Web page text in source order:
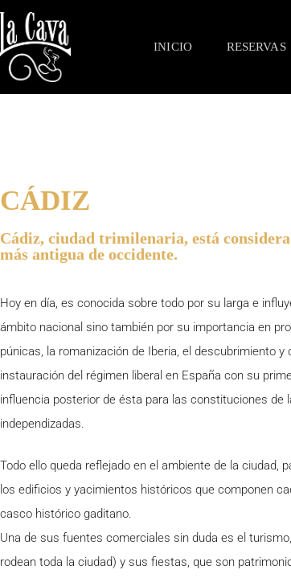
INICIO RESERVAS
CÁDIZ
Cádiz, ciudad trimilenaria, está
más antigua de occidente.
Hoy en día, es conocida sobre todo por su larga e
ámbito nacional sino también por su importancia en
púnicas, la romanización de Iberia, el descubrimiento y
instauración del régimen liberal en España con su
influencia posterior de ésta para las constituciones de
independizadas.
Todo ello queda reflejado en el ambiente de la ciudad,
los edificios y yacimientos históricos que componen
casco histórico gaditano.
Una de sus fuentes comerciales sin duda es el
rodean toda la ciudad) y sus fiestas, que son